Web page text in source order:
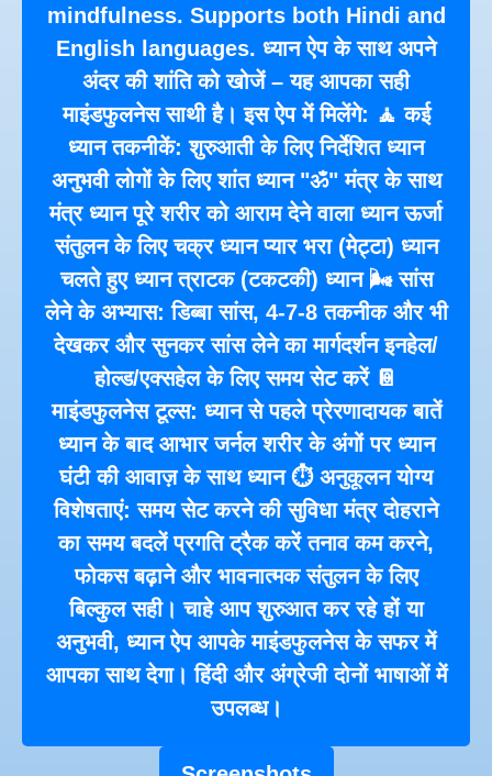
mindfulness. Supports both Hindi and
English languages. ध्यान ऐप के साथ अपने
अंदर की शांति को खोजें – यह आपका सही
माइंडफुलनेस साथी है। इस ऐप में मिलेंगे: 🧘 कई
ध्यान तकनीकें: शुरुआती के लिए निर्देशित ध्यान
अनुभवी लोगों के लिए शांत ध्यान "ॐ" मंत्र के साथ
मंत्र ध्यान पूरे शरीर को आराम देने वाला ध्यान ऊर्जा
संतुलन के लिए चक्र ध्यान प्यार भरा (मेट्टा) ध्यान
चलते हुए ध्यान त्राटक (टकटकी) ध्यान 🌬️ सांस
लेने के अभ्यास: डिब्बा सांस, 4-7-8 तकनीक और भी
देखकर और सुनकर सांस लेने का मार्गदर्शन इनहेल/
होल्ड/एक्सहेल के लिए समय सेट करें 📔
माइंडफुलनेस टूल्स: ध्यान से पहले प्रेरणादायक बातें
ध्यान के बाद आभार जर्नल शरीर के अंगों पर ध्यान
घंटी की आवाज़ के साथ ध्यान ⏱️ अनुकूलन योग्य
विशेषताएं: समय सेट करने की सुविधा मंत्र दोहराने
का समय बदलें प्रगति ट्रैक करें तनाव कम करने,
फोकस बढ़ाने और भावनात्मक संतुलन के लिए
बिल्कुल सही। चाहे आप शुरुआत कर रहे हों या
अनुभवी, ध्यान ऐप आपके माइंडफुलनेस के सफर में
आपका साथ देगा। हिंदी और अंग्रेजी दोनों भाषाओं में
उपलब्ध।